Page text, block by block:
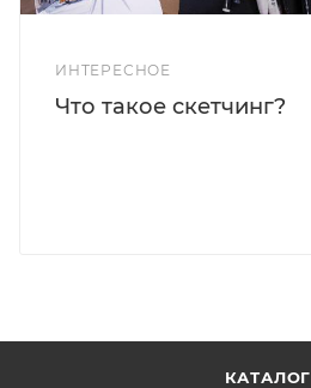
ИНТЕРЕСНОЕ
Что такое скетчинг?
КАТАЛОГ